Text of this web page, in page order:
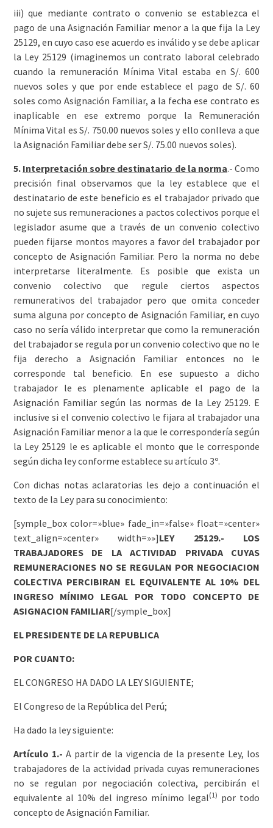
iii) que mediante contrato o convenio se establezca el
pago de una Asignación Familiar menor a la que fija la Ley
25129, en cuyo caso ese acuerdo es inválido y se debe aplicar
la Ley 25129 (imaginemos un contrato laboral celebrado
cuando la remuneración Mínima Vital estaba en S/. 600
nuevos soles y que por ende establece el pago de S/. 60
soles como Asignación Familiar, a la fecha ese contrato es
inaplicable en ese extremo porque la Remuneración
Mínima Vital es S/. 750.00 nuevos soles y ello conlleva a que
la Asignación Familiar debe ser S/. 75.00 nuevos soles).
5. Interpretación sobre destinatario de la norma.- Como
precisión final observamos que la ley establece que el
destinatario de este beneficio es el trabajador privado que
no sujete sus remuneraciones a pactos colectivos porque el
legislador asume que a través de un convenio colectivo
pueden fijarse montos mayores a favor del trabajador por
concepto de Asignación Familiar. Pero la norma no debe
interpretarse literalmente. Es posible que exista un
convenio colectivo que regule ciertos aspectos
remunerativos del trabajador pero que omita conceder
suma alguna por concepto de Asignación Familiar, en cuyo
caso no sería válido interpretar que como la remuneración
del trabajador se regula por un convenio colectivo que no le
fija derecho a Asignación Familiar entonces no le
corresponde tal beneficio. En ese supuesto a dicho
trabajador le es plenamente aplicable el pago de la
Asignación Familiar según las normas de la Ley 25129. E
inclusive si el convenio colectivo le fijara al trabajador una
Asignación Familiar menor a la que le correspondería según
la Ley 25129 le es aplicable el monto que le corresponde
según dicha ley conforme establece su artículo 3º.
Con dichas notas aclaratorias les dejo a continuación el
texto de la Ley para su conocimiento:
[symple_box color=»blue» fade_in=»false» float=»center»
text_align=»center» width=»»]LEY 25129.- LOS
TRABAJADORES DE LA ACTIVIDAD PRIVADA CUYAS
REMUNERACIONES NO SE REGULAN POR NEGOCIACION
COLECTIVA PERCIBIRAN EL EQUIVALENTE AL 10% DEL
INGRESO MÍNIMO LEGAL POR TODO CONCEPTO DE
ASIGNACION FAMILIAR[/symple_box]
EL PRESIDENTE DE LA REPUBLICA
POR CUANTO:
EL CONGRESO HA DADO LA LEY SIGUIENTE;
El Congreso de la República del Perú;
Ha dado la ley siguiente:
Artículo 1.- A partir de la vigencia de la presente Ley, los
trabajadores de la actividad privada cuyas remuneraciones
no se regulan por negociación colectiva, percibirán el
equivalente al 10% del ingreso mínimo legal(1) por todo
concepto de Asignación Familiar.